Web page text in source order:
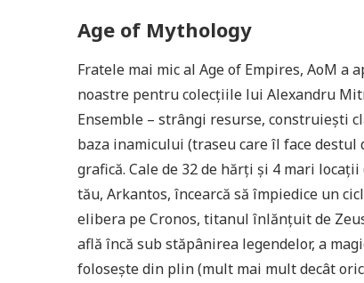
Age of Mythology
Fratele mai mic al Age of Empires, AoM
noastre pentru colecțiile lui Alexandru
Ensemble – strângi resurse, construiești
baza inamicului (traseu care îl face destul
grafică. Cale de 32 de hărți și 4 mari
tău, Arkantos, încearcă să împiedice un
elibera pe Cronos, titanul înlănțuit de
află încă sub stăpânirea legendelor, a
folosește din plin (mult mai mult decât